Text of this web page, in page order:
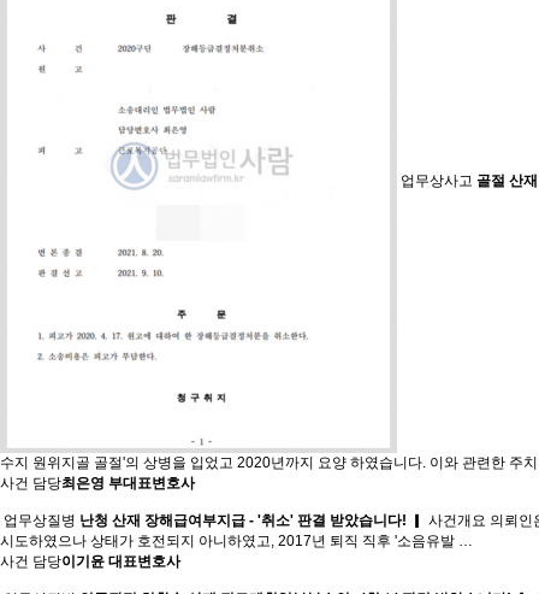
업무상사고 골절 산
수지 원위지골 골절'의 상병을 입었고 2020년까지 요양 하였습니다. 이와 관련한
사건 담당최은영 부대표변호사
업무상질병 난청 산재 장해급여부지급 - '취소' 판결 받았습니다!
▎ 사건개요 의뢰
시도하였으나 상태가 호전되지 아니하였고, 2017년 퇴직 직후 '소음유발 …
사건 담당이기윤 대표변호사